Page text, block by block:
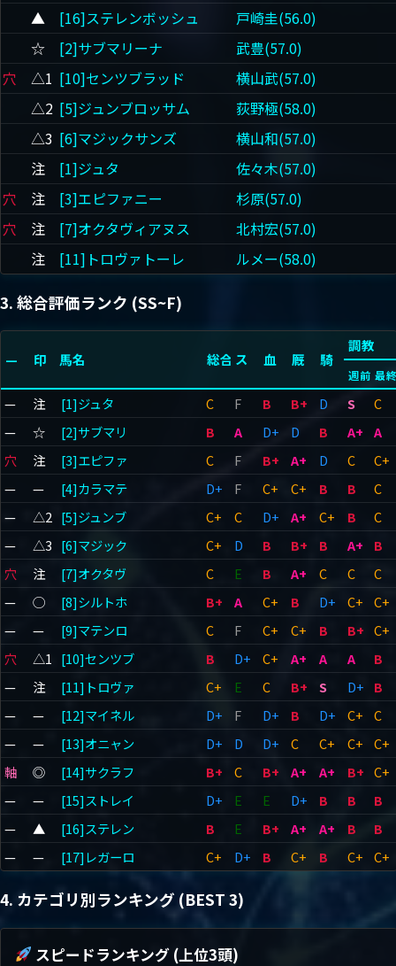
▲
[16]ステレンボッシュ
戸崎圭(56.0)
☆
[2]サブマリーナ
武豊(57.0)
穴
△1 [10]センツブラッド
横山武(57.0)
△2 [5]ジュンブロッサム
荻野極(58.0)
△3 [6]マジックサンズ
横山和(57.0)
注
[1]ジュタ
佐々木(57.0)
穴
注 [3]エピファニー
杉原(57.0)
穴
注 [7]オクタヴィアヌス
北村宏(57.0)
注
[11]トロヴァトーレ ルメー(58.0)
3. 総合評価ランク (SS~F)
— 印 馬名 総合 ス 血 厩 騎
調教
週前 最
— 注 [1]ジュタ C F B B+ D S
C
—
☆ [2]サブマリ B A D+ D B A+
A
穴
注 [3]エピファ C F B+ A+ D C
C+
—
— [4]カラマテ D+ F C+ C+ B B
C
—
△2 [5]ジュンブ C+ C D+ A+ C+ B
C
—
△3 [6]マジック C+ D B B+ B A+
B
穴
注 [7]オクタヴ C E B A+ C C
C
—
◯ [8]シルトホ B+ A C+ B D+ C+
C+
—
— [9]マテンロ C F C+ C+ B B+ C+
穴
△1 [10]センツブ B D+ C+ A+ A A
B
—
注 [11]トロヴァ C+ E C B+ S D+
B
—
— [12]マイネル D+ F D+ B D+ C+
C
—
— [13]オニャン D+ D D+ C C+ C+
C+
軸
◎ [14]サクラフ B+ C B+ A+ A+ B+ C+
—
— [15]ストレイ D+ E E D+ B B
B
—
▲ [16]ステレン B E B+ A+ A+ B
B
—
— [17]レガーロ C+ D+ B C+ B C+ C+
4. カテゴリ別ランキング (BEST 3)
スピードランキング (上位3頭)